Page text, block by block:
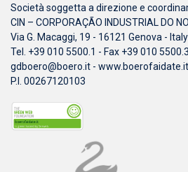
Società soggetta a direzione e
CIN – CORPORAÇÃO INDUSTRIAL DO
Via G. Macaggi, 19 - 16121 Genova - Italy
Tel. +39 010 5500.1 - Fax +39 010
gdboero@boero.it - www.boerofaidate.it
P.I. 00267120103